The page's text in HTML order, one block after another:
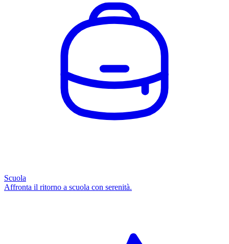
Scuola
Affronta il ritorno a scuola con serenità.